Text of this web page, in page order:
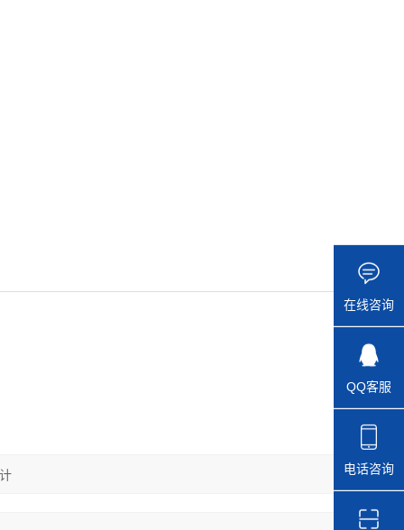
在线咨询
QQ客服
电话咨询